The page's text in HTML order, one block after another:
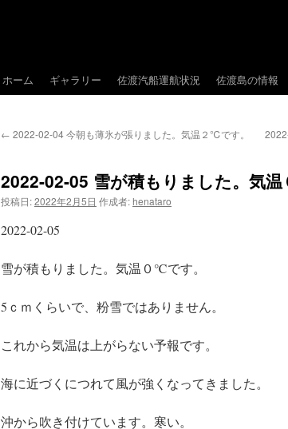
ホーム ギャラリー 佐渡汽船運航状況 佐渡島の情報
← 2022-02-04 今朝も薄氷が張りました。気温２℃です。
2022-02-05 雪が積もりました。気温
投稿日:2022年2月5日 作成者: henataro
2022-02-05
雪が積もりました。気温０℃です。
5ｃｍくらいで、粉雪ではありません。
これから気温は上がらない予報です。
海に近づくにつれて風が強くなってきました。
沖から吹き付けています。寒い。